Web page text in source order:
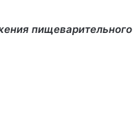
пищеварительного